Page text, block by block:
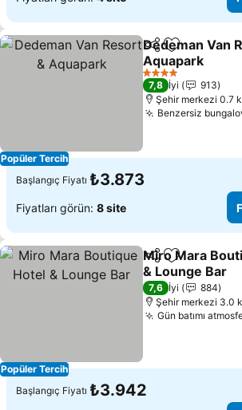
Popüler Tercih
Paylaş
Dedeman Van
Aquapark
4 Yıldız
7,8 İyi
913
Şehir merkezi 0.7
Benzersiz
Başlangıç Fiyatı ₺3.873
Fiyatları görün: 8 site
Popüler Tercih
Paylaş
Miro Mara
& Lounge Bar
7,6 İyi
884
Şehir merkezi 3.0
Gün batımı
Başlangıç Fiyatı ₺3.942